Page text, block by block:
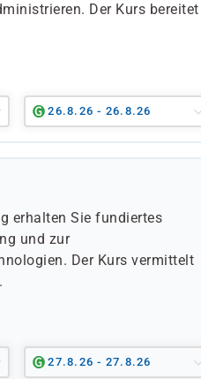
Der Kurs bereitet
26.8.26 - 26.8.26
erhalten Sie fundiertes
und zur
Der Kurs vermittelt
27.8.26 - 27.8.26